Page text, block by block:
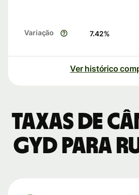
Variação 7.42%
Ver histórico
Taxas de
GYD para